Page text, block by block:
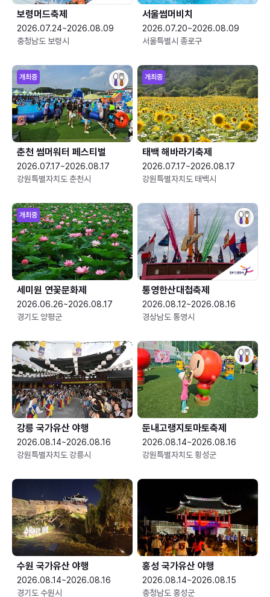
보령머드축제
2026.07.24~2026.08.09
충청남도 보령시
서울썸머비치
2026.07.20~2026.08.09
서울특별시 종로구
개최중
춘천 썸머워터 페스티벌
2026.07.17~2026.08.17
강원특별자치도 춘천시
개최중
태백 해바라기축제
2026.07.17~2026.08.17
강원특별자치도 태백시
개최중
세미원 연꽃문화제
2026.06.26~2026.08.17
경기도 양평군
통영한산대첩축제
2026.08.12~2026.08.16
경상남도 통영시
강릉 국가유산 야행
2026.08.14~2026.08.16
강원특별자치도 강릉시
둔내고랭지토마토축제
2026.08.14~2026.08.16
강원특별자치도 횡성군
수원 국가유산 야행
2026.08.14~2026.08.16
경기도 수원시
홍성 국가유산 야행
2026.08.14~2026.08.15
충청남도 홍성군